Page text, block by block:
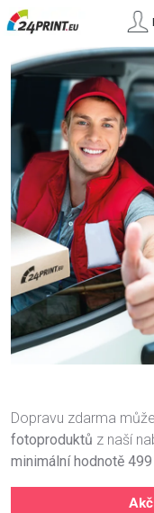
Dopravu zdarma
fotoproduktů z naší
minimální hodnotě 499